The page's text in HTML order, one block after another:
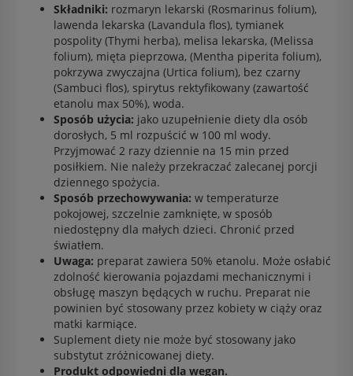
Składniki: rozmaryn lekarski (Rosmarinus folium),
lawenda lekarska (Lavandula flos), tymianek
pospolity (Thymi herba), melisa lekarska, (Melissa
folium), mięta pieprzowa, (Mentha piperita folium),
pokrzywa zwyczajna (Urtica folium), bez czarny
(Sambuci flos), spirytus rektyfikowany (zawartość
etanolu max 50%), woda.
Sposób użycia: jako uzupełnienie diety dla osób
dorosłych, 5 ml rozpuścić w 100 ml wody.
Przyjmować 2 razy dziennie na 15 min przed
posiłkiem. Nie należy przekraczać zalecanej porcji
dziennego spożycia.
Sposób przechowywania: w temperaturze
pokojowej, szczelnie zamknięte, w sposób
niedostępny dla małych dzieci. Chronić przed
światłem.
Uwaga: preparat zawiera 50% etanolu. Może osłabić
zdolność kierowania pojazdami mechanicznymi i
obsługę maszyn będących w ruchu. Preparat nie
powinien być stosowany przez kobiety w ciąży oraz
matki karmiące.
Suplement diety nie może być stosowany jako
substytut zróżnicowanej diety.
Produkt odpowiedni dla wegan.